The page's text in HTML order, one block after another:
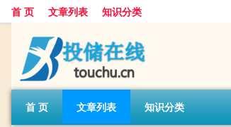
首 页 文章列表 知识分类
首 页 文章列表 知识分类